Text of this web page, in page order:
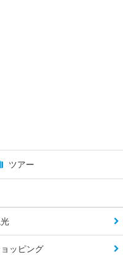
ツアー
ッピング